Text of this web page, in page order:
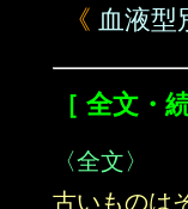
《 血液型
［ 全文・
〈全文〉
古いものは